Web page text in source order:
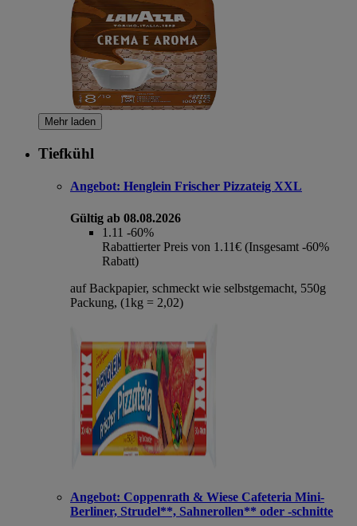
Mehr laden
Tiefkühl
Angebot: Henglein Frischer Pizzateig XXL
Gültig ab 08.08.2026
1.11 -60%
Rabattierter Preis von 1.11€ (Insgesamt -60%
Rabatt)
auf Backpapier, schmeckt wie selbstgemacht, 550g
Packung, (1kg = 2,02)
Angebot: Coppenrath & Wiese Cafeteria Mini-
Berliner, Strudel**, Sahnerollen** oder -schnitte